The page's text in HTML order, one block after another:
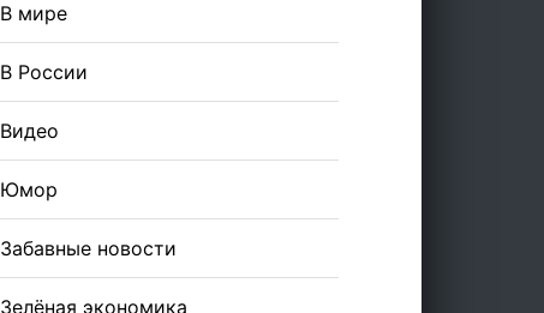
В мире
В России
Видео
Юмор
Забавные новости
Зелёная экономика